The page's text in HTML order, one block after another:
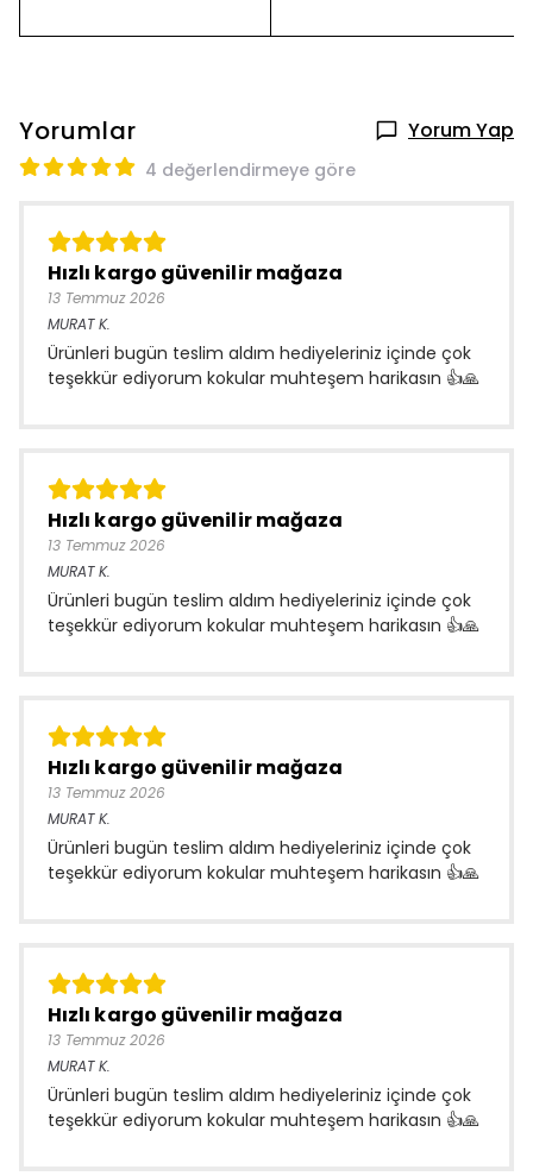
Yorumlar Yorum Yap
4 değerlendirmeye göre
Hızlı kargo güvenilir mağaza
13 Temmuz 2026
MURATK.
Ürünleri bugün teslim aldım hediyeleriniz içinde çok
teşekkür ediyorum kokular muhteşem harikasın 👍🙏
Hızlı kargo güvenilir mağaza
13 Temmuz 2026
MURATK.
Ürünleri bugün teslim aldım hediyeleriniz içinde çok
teşekkür ediyorum kokular muhteşem harikasın 👍🙏
Hızlı kargo güvenilir mağaza
13 Temmuz 2026
MURATK.
Ürünleri bugün teslim aldım hediyeleriniz içinde çok
teşekkür ediyorum kokular muhteşem harikasın 👍🙏
Hızlı kargo güvenilir mağaza
13 Temmuz 2026
MURATK.
Ürünleri bugün teslim aldım hediyeleriniz içinde çok
teşekkür ediyorum kokular muhteşem harikasın 👍🙏